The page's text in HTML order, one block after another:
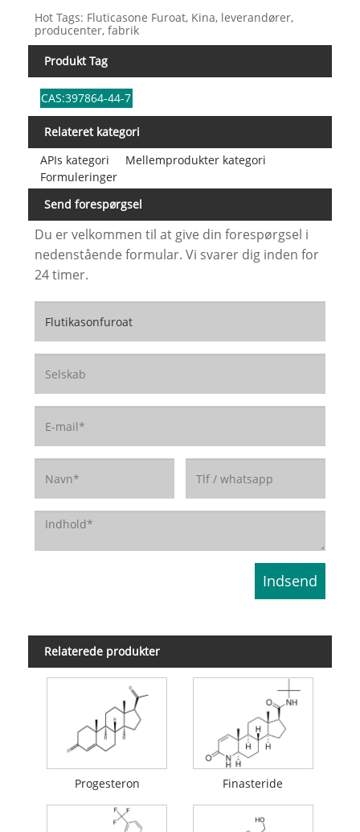
Hot Tags: Fluticasone Furoat, Kina, leverandører,
producenter, fabrik
Produkt Tag
CAS:397864-44-7
Relateret kategori
APIs kategori
Mellemprodukter kategori
Formuleringer
Send forespørgsel
Du er velkommen til at give din forespørgsel i
nedenstående formular. Vi svarer dig inden for
24 timer.
Relaterede produkter
Progesteron Finasteride